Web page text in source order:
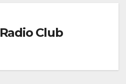
Radio Club